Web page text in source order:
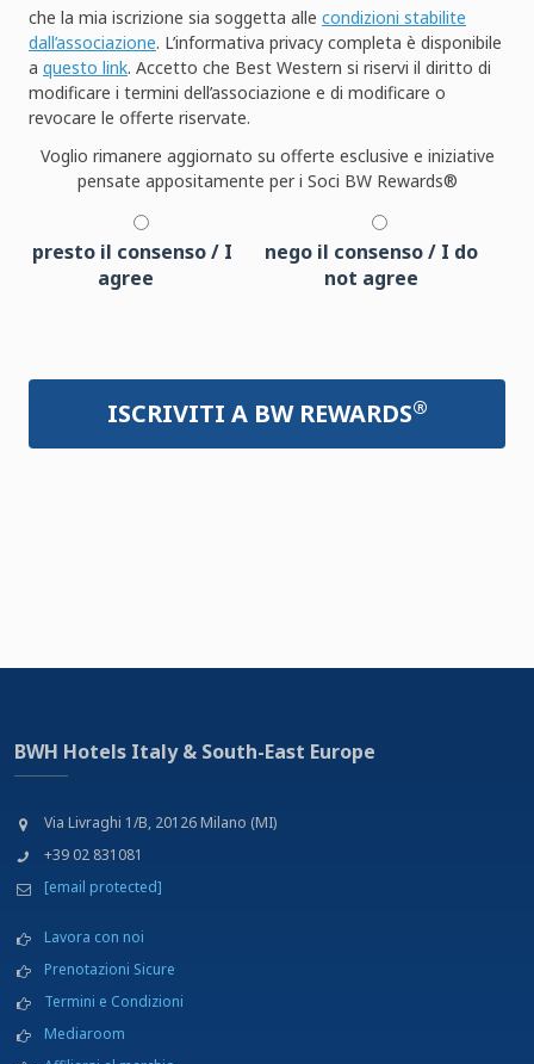
che la mia iscrizione sia soggetta alle condizioni stabilite
dall’associazione. L’informativa privacy completa è disponibile
a questo link. Accetto che Best Western si riservi il diritto di
modificare i termini dell’associazione e di modificare o
revocare le offerte riservate.
Voglio rimanere aggiornato su offerte esclusive e iniziative
pensate appositamente per i Soci BW Rewards®
presto il consenso / I
agree
nego il consenso / I do
not agree
ISCRIVITI A BW REWARDS®
BWH Hotels Italy & South-East Europe
Via Livraghi 1/B, 20126 Milano (MI)
+39 02 831081
[email protected]
Lavora con noi
Prenotazioni Sicure
Termini e Condizioni
Mediaroom